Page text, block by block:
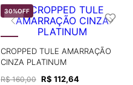
30%OFF
CROPPED TULE AMARRAÇÃO
CINZA PLATINUM
R$ 160,00 R$ 112,64